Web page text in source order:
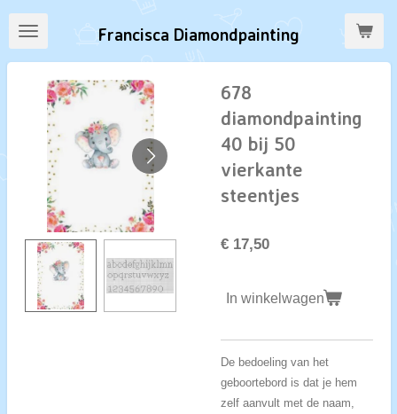
Ga
direct
naar
hoofdinhoud
Francisca Diamondpainting
678
diamondpainting
40 bij 50
vierkante
steentjes
€ 17,50
In winkelwagen
De bedoeling van het
geboortebord is dat je hem
zelf aanvult met de naam,